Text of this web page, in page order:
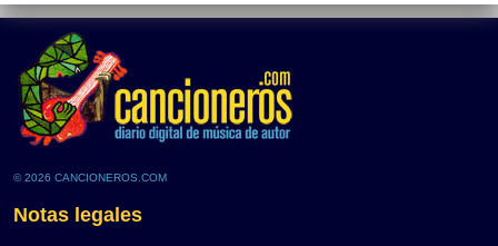
© 2026 CANCIONEROS.COM
Notas legales